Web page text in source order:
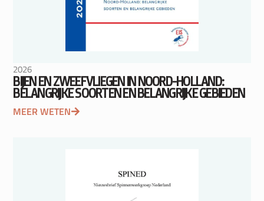
2026
BIJEN EN ZWEEFVLIEGEN IN NOORD-HOLLAND:
BELANGRIJKE SOORTEN EN BELANGRIJKE GEBIEDEN
MEER WETEN